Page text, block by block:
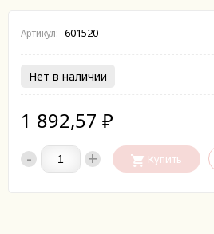
Артикул: 601520
Нет в наличии
1 892,57 ₽
- + Купить